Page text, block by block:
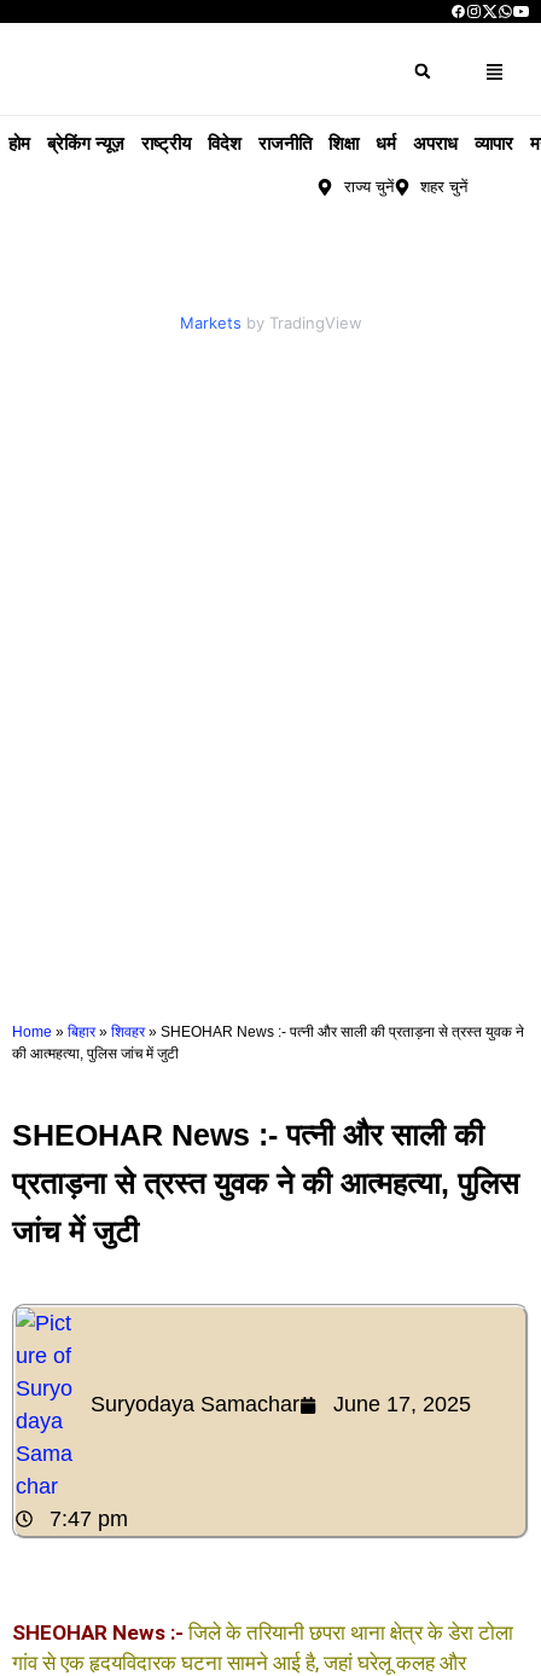
होम ब्रेकिंग न्यूज़ राष्ट्रीय विदेश राजनीति शिक्षा धर्म अपराध व्यापार
राज्य चुनें शहर चुनें
Markets by TradingView
Home » बिहार » शिवहर » SHEOHAR News :- पत्नी और साली की प्रताड़ना से त्रस्त युवक ने
की आत्महत्या, पुलिस जांच में जुटी
SHEOHAR News :- पत्नी और साली की
प्रताड़ना से त्रस्त युवक ने की आत्महत्या, पुलिस
जांच में जुटी
Suryodaya Samachar June 17, 2025
7:47 pm
SHEOHAR News :- जिले के तरियानी छपरा थाना क्षेत्र के डेरा टोला
गांव से एक हृदयविदारक घटना सामने आई है, जहां घरेलू कलह और